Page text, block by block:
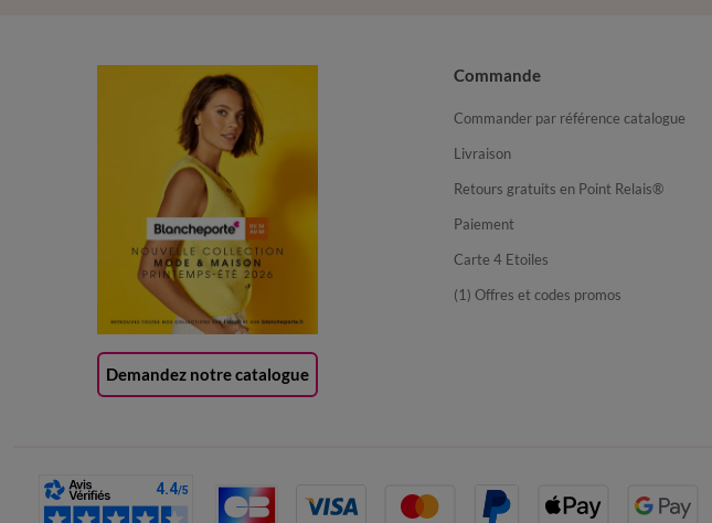
Demandez notre catalogue
Commande
Commander par référence catalogue
Livraison
Retours gratuits en Point Relais®
Paiement
Carte 4 Etoiles
(1) Offres et codes promos